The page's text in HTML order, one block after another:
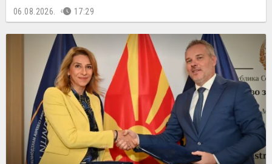
06.08.2026. 17:29